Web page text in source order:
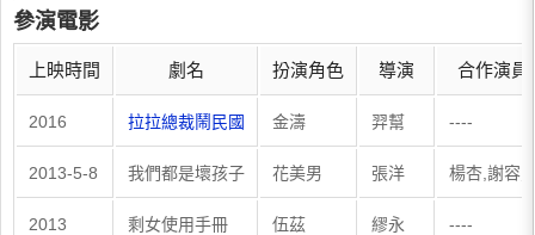
參演電影
上映時間 劇名 扮演角色 導演 合作演員
2016 拉拉總裁鬧民國 金濤 羿幫 ----
2013-5-8 我們都是壞孩子 花美男 張洋 楊杏,謝容
2013 剩女使用手冊 伍茲 繆永 ----